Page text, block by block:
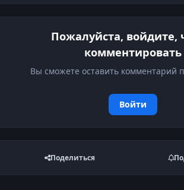
Пожалуйста, войдите,
комментировать
Вы сможете оставить комментарий
Войти
Поделиться